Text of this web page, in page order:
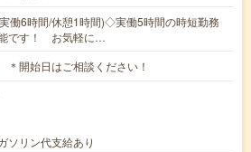
働6時間/休憩1時間)◇実働5時間の時短勤務
です！ お気軽に…
開始日はご相談ください！
リン代支給あり